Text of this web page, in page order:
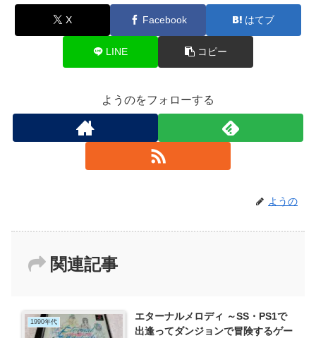
X Facebook はてブ
LINE コピー
ようのをフォローする
ようの
関連記事
1990年代
エターナルメロディ ～SS・PS1で
出逢ってダンジョンで冒険するゲー